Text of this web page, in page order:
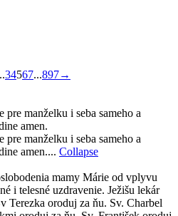
34567...897→
pre manželku i seba sameho a
amen.
pre manželku i seba sameho a
amen.... Collapse
mamy Márie od vplyvu
i telesné uzdravenie. Ježišu lekár
Terezka oroduj za ňu. Sv. Charbel